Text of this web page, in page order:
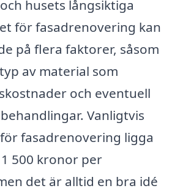
husets långsiktiga
för fasadrenovering kan
på flera faktorer, såsom
av material som
och eventuell
Vanligtvis
fasadrenovering ligga
500 kronor per
det är alltid en bra idé